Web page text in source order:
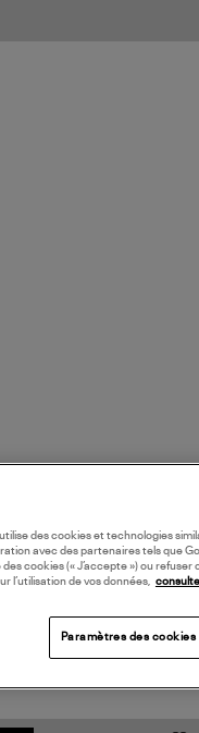
des cookies et technologies
avec des partenaires tels que
des cookies (« J’accepte ») ou
l’utilisation de vos données,
Paramètres des cookies